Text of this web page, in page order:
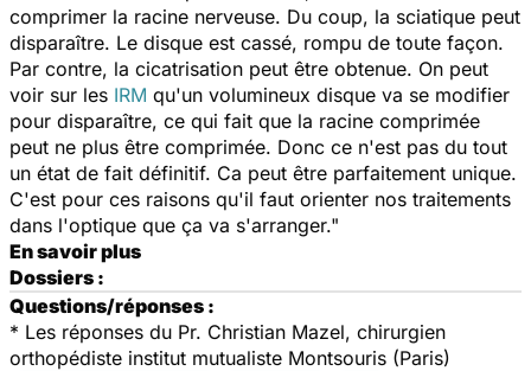
comprimer la racine nerveuse. Du coup, la sciatique peut
disparaître. Le disque est cassé, rompu de toute façon.
Par contre, la cicatrisation peut être obtenue. On peut
voir sur les IRM qu'un volumineux disque va se modifier
pour disparaître, ce qui fait que la racine comprimée
peut ne plus être comprimée. Donc ce n'est pas du tout
un état de fait définitif. Ca peut être parfaitement unique.
C'est pour ces raisons qu'il faut orienter nos traitements
dans l'optique que ça va s'arranger."
En savoir plus
Dossiers :
Questions/réponses :
* Les réponses du Pr. Christian Mazel, chirurgien
orthopédiste institut mutualiste Montsouris (Paris)